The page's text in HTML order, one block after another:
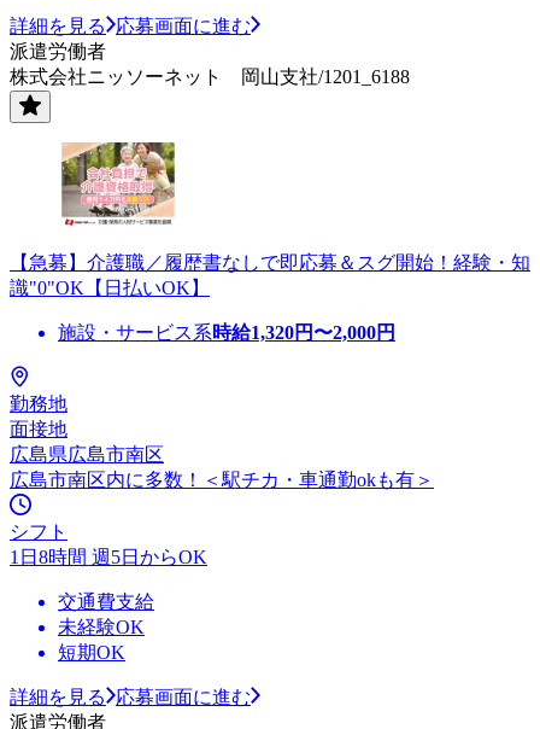
詳細を見る
応募画面に進む
派遣労働者
株式会社ニッソーネット 岡山支社/1201_6188
【急募】介護職／履歴書なしで即応募＆スグ開始！経験・知
識"0"OK【日払いOK】
施設・サービス系時給1,320円〜2,000円
勤務地
面接地
広島県広島市南区
広島市南区内に多数！＜駅チカ・車通勤okも有＞
シフト
1日8時間 週5日からOK
交通費支給
未経験OK
短期OK
詳細を見る
応募画面に進む
派遣労働者